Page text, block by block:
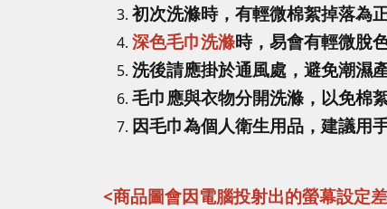
初次洗滌時，有輕微棉絮掉落為
深色毛巾洗滌時，易會有輕微脫
洗後請應掛於通風處，避免潮濕
毛巾應與衣物分開洗滌，以免棉
因毛巾為個人衛生用品，建議用
<商品圖會因電腦投射出的螢幕設定